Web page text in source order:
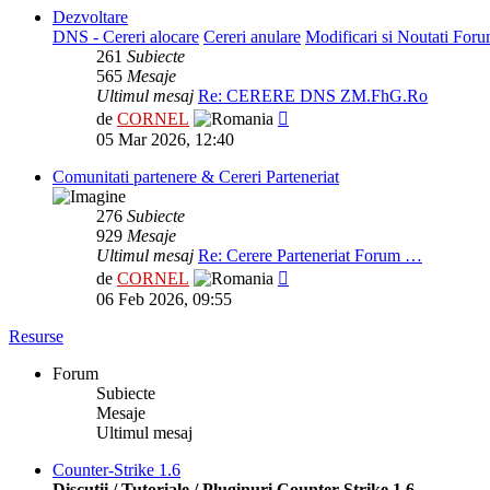
Dezvoltare
DNS - Cereri alocare Cereri anulare Modificari si Noutati
261 Subiecte
565 Mesaje
Ultimul mesaj Re: CERERE DNS ZM.FhG.Ro
de CORNEL
05 Mar 2026, 12:40
Comunitati partenere & Cereri Parteneriat
276 Subiecte
929 Mesaje
Ultimul mesaj Re: Cerere Parteneriat Forum …
de CORNEL
06 Feb 2026, 09:55
Resurse
Forum
Subiecte
Mesaje
Ultimul mesaj
Counter-Strike 1.6